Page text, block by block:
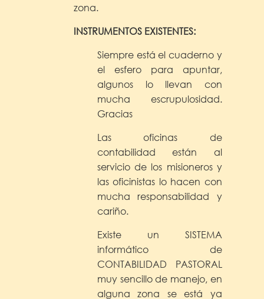
zona.
INSTRUMENTOS EXISTENTES:
Siempre está el cuaderno y
el esfero para apuntar,
algunos lo llevan con
mucha escrupulosidad.
Gracias
Las oficinas de
contabilidad están al
servicio de los misioneros y
las oficinistas lo hacen con
mucha responsabilidad y
cariño.
Existe un SISTEMA
informático de
CONTABILIDAD PASTORAL
muy sencillo de manejo, en
alguna zona se está ya